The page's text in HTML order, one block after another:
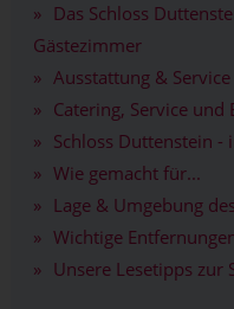
Das Schloss
Gästezimmer
Ausstattung & Service
Catering, Service
Schloss Duttenstein
Wie gemacht für...
Lage & Umgebung
Wichtige
Unsere Lesetipps zur